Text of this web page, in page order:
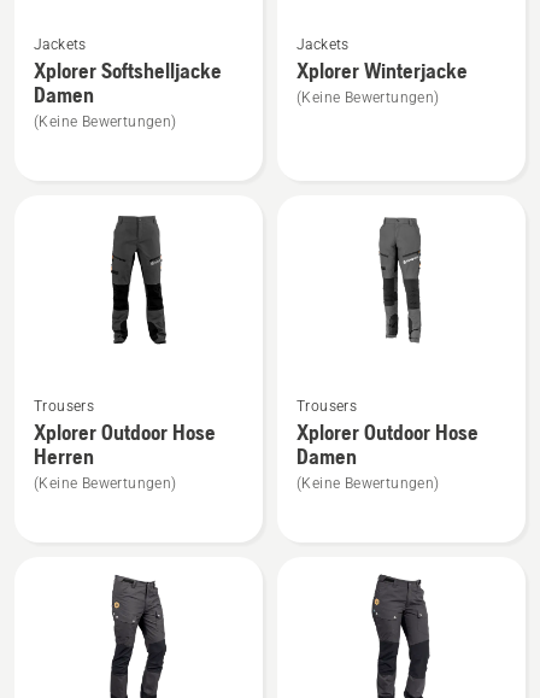
Details
zu
Xplorer
Softshelljacke
Jackets
Xplorer Softshelljacke
Damen
(Keine Bewertungen)
Details
zu
Xplorer
Jackets
Xplorer Winterjacke
(Keine Bewertungen)
Details
zu
Xplorer
Outdoor
Trousers
Xplorer Outdoor Hose
Herren
(Keine Bewertungen)
Details
zu
Xplorer
Outdoor
Trousers
Xplorer Outdoor Hose
Damen
(Keine Bewertungen)